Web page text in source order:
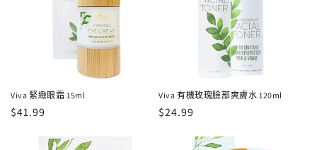
Viva 緊緻眼霜 15ml
定
$41.99
Viva 有機玫瑰臉部爽膚水 120ml
定
$24.99